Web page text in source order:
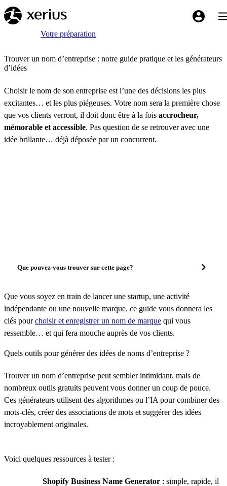
Sauter au contenu principal
My
Breadcrumb
AccueilVotre préparation
Trouver un nom d’entreprise : notre guide pratique et les générateurs
d’idées
Choisir le nom de son entreprise est l’une des décisions les plus
excitantes… et les plus piégeuses. Votre nom sera la première chose
que vos clients verront, il doit donc être à la fois accrocheur,
mémorable et accessible. Pas question de se retrouver avec une
idée brillante… déjà déposée par un concurrent.
Que pouvez-vous trouver sur cette page?
Que vous soyez en train de lancer une startup, une activité
indépendante ou une nouvelle marque, ce guide vous donnera les
clés pourchoisir et enregistrer un nom de marque qui vous
ressemble… et qui fera mouche auprès de vos clients.
Quels outils pour générer des idées de noms d’entreprise ?
Trouver un nom d’entreprise peut sembler intimidant, mais de
nombreux outils gratuits peuvent vous donner un coup de pouce.
Ces générateurs utilisent des algorithmes ou l’IA pour combiner des
mots-clés, créer des associations de mots et suggérer des idées
incroyablement originales.
Voici quelques ressources à tester :
Shopify Business Name Generator : simple, rapide, il